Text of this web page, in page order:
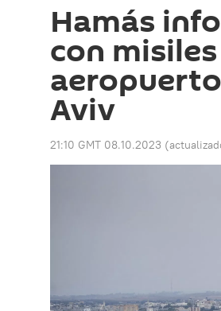
Hamás
con
Aviv
21:10 GMT 08.10.2023